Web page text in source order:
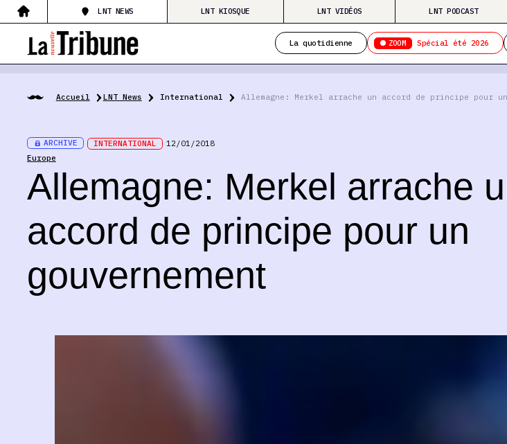
LNT NEWS LNT KIOSQUE LNT VIDÉOS LNT PODCAST
La quotidienne ZOOM Spécial été 2026
Accueil LNT News International Allemagne: Merkel arrache un accord de principe pour un
ARCHIVE INTERNATIONAL
12/01/2018
Europe
Allemagne: Merkel arrache
accord de principe pour un
gouvernement